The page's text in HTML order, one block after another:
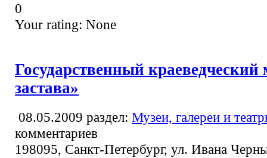
0
Your rating: None
Государственный
застава»
08.05.2009 раздел: Музеи, галереи и
комментариев
198095, Санкт-Петербург, ул. Ивана